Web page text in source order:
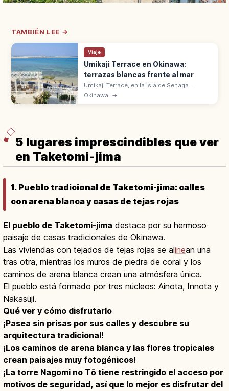
TAMBIÉN LEE →
Viaje
Umikaji Terrace en Okinawa:
terrazas blancas frente al mar
Umikaji Terrace, en la isla de Senaga
(Okinawa), está a 15 min en coche del
Okinawa →
5 lugares imprescindibles que ver
en Taketomi-jima
1. Pueblo tradicional de Taketomi-jima: calles
con arena blanca y casas de tejas rojas
El pueblo de Taketomi-jima destaca por su hermoso
paisaje de casas tradicionales de Okinawa.
Las viviendas con tejados de tejas rojas se alinean una
tras otra, mientras los muros de piedra de coral y los
caminos de arena blanca crean una atmósfera única.
El pueblo está formado por tres núcleos: Ainota, Innota y
Nakasuji.
Qué ver y cómo disfrutarlo
¡Pasea sin prisas por sus calles y descubre su
arquitectura tradicional!
¡Los caminos de arena blanca y las flores tropicales
crean paisajes muy fotogénicos!
¡La torre Nagomi no Tō tiene restringido el acceso por
motivos de seguridad, así que lo mejor es disfrutar del